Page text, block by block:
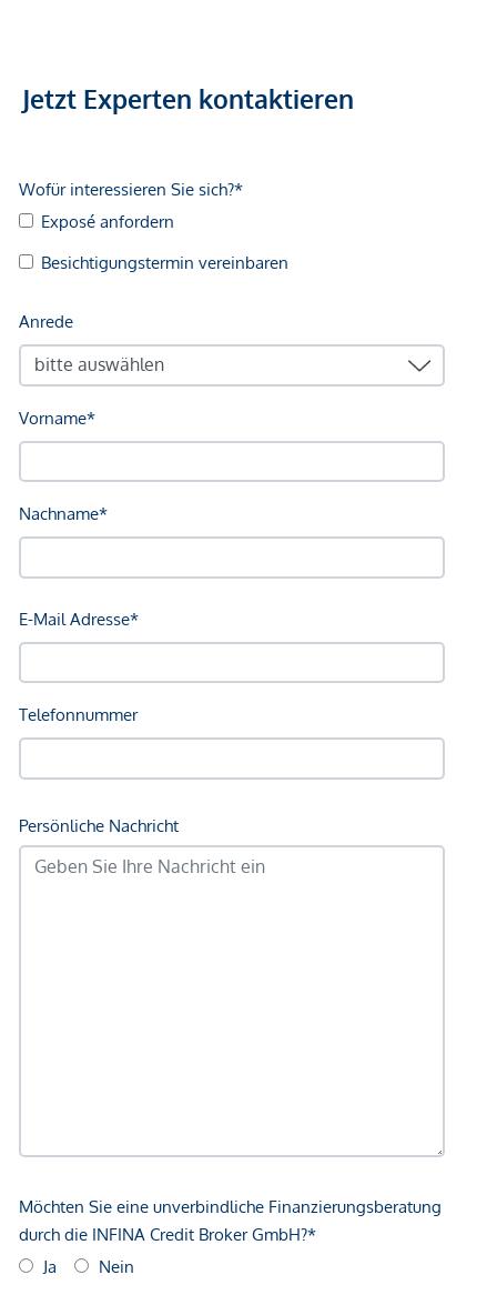
Jetzt Experten kontaktieren